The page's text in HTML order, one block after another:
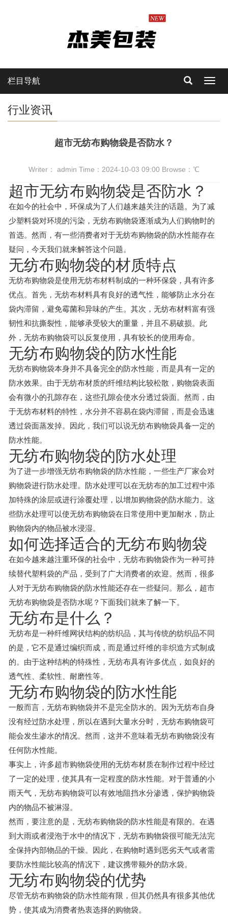
栏目导航
行业资讯
超市无纺布购物袋是否防水？
Writer： admin Time：2024-10-03 09:00 Browse： ℃
超市无纺布购物袋是否防水？
在如今的社会中，环保成为了人们越来越关注的话题。为了减
少塑料袋对环境的污染，无纺布购物袋逐渐成为人们购物时的
首选。然而，有一些消费者对于无纺布购物袋的防水性能存在
疑问，今天我们就来解答这个问题。
无纺布购物袋的材质特点
无纺布购物袋是使用无纺布材料制成的一种环保袋，具有许多
优点。首先，无纺布材料具有良好的透气性，能够防止水分在
袋内滞留，避免霉菌和异味的产生。其次，无纺布材料富有强
韧性和抗撕裂性，能够承受较大的重量，并且不易破损。此
外，无纺布购物袋可以反复使用，具有较长的使用寿命。
无纺布购物袋的防水性能
无纺布购物袋本身并不具备完全的防水性能，而是具有一定的
防水效果。由于无纺布材质的纤维结构比较松散，购物袋表面
会有微小的孔隙存在，这些孔隙会使水分透过袋面。然而，由
于无纺布材料的特性，水分并不容易在袋内滞留，而是会迅速
透过袋面蒸发掉。因此，我们可以说无纺布购物袋具备一定的
防水性能。
无纺布购物袋的防水处理
为了进一步增强无纺布购物袋的防水性能，一些生产厂家会对
购物袋进行防水处理。防水处理可以在无纺布的加工过程中添
加特殊的涂层或进行涂覆处理，以增加购物袋的防水能力。这
些防水处理可以使无纺布购物袋在日常使用中更加耐水，防止
购物袋内的物品被水浸湿。
如何选择适合的无纺布购物袋
在如今越来越注重环保的社会中，无纺布购物袋作为一种可持
续替代塑料袋的产品，受到了广大消费者的欢迎。然而，很多
人对于无纺布购物袋的防水性能还存在一些疑问。那么，超市
无纺布购物袋是否防水呢？下面我们就来了解一下。
无纺布是什么？
无纺布是一种纤维网状结构的纺织品，其与传统的纺织品不同
的是，它不是通过编织而成，而是通过纤维的非织造方式制成
的。由于这种结构的特殊性，无纺布具有许多优点，如良好的
透气性、柔软性、耐磨性等。
无纺布购物袋的防水性能
一般而言，无纺布购物袋并不是完全防水的。因为无纺布自身
没有经过防水处理，所以在遇到大量水分时，无纺布购物袋可
能会发生渗水的情况。然而，这并不意味着无纺布购物袋没有
任何防水性能。
事实上，许多超市购物袋使用的无纺布材质在制作过程中经过
了一定的处理，使其具有一定程度的防水性能。对于普通的小
雨天气，无纺布购物袋可以有效地阻挡水分渗透，保护购物袋
内的物品不被淋湿。
然而，要注意的是，无纺布购物袋的防水性能是有限的。在遇
到大雨或者浸泡于水中的情况下，无纺布购物袋很可能无法完
全保持内部物品的干燥。因此，在购物时遇到恶劣天气或者需
要防水性能比较高的情况下，建议携带额外的防水袋。
无纺布购物袋的优势
尽管无纺布购物袋的防水性能有限，但其仍然具有很多其他优
势，使其成为消费者热衷选择的购物袋。